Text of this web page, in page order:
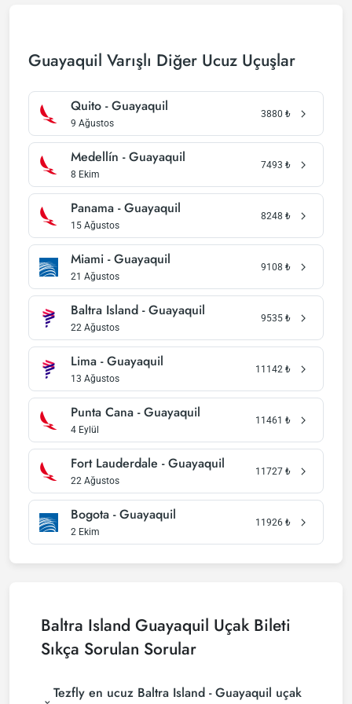
Guayaquil Varışlı Diğer Ucuz Uçuşlar
Quito - Guayaquil
9 Ağustos
3880 ₺
Medellín - Guayaquil
8 Ekim
7493 ₺
Panama - Guayaquil
15 Ağustos
8248 ₺
Miami - Guayaquil
21 Ağustos
9108 ₺
Baltra Island - Guayaquil
22 Ağustos
9535 ₺
Lima - Guayaquil
13 Ağustos
11142 ₺
Punta Cana - Guayaquil
4 Eylül
11461 ₺
Fort Lauderdale - Guayaquil
22 Ağustos
11727 ₺
Bogota - Guayaquil
2 Ekim
11926 ₺
Baltra Island Guayaquil Uçak Bileti
Sıkça Sorulan Sorular
Tezfly en ucuz Baltra Island - Guayaquil uçak